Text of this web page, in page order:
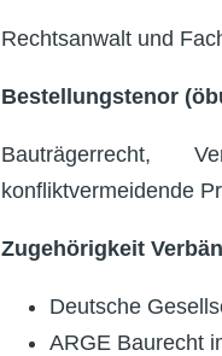
Rechtsanwalt und
Bestellungstenor
Bauträgerrecht,
konfliktvermeidende
Zugehörigkeit
Deutsche
ARGE Baurecht